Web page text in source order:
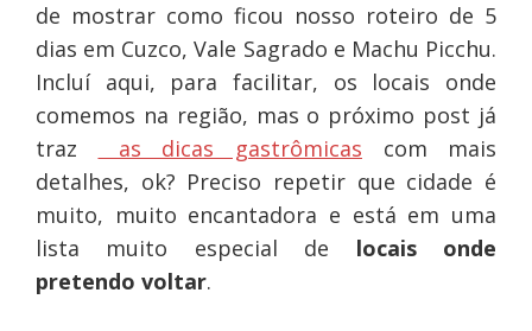
de mostrar como ficou nosso roteiro de 5
dias em Cuzco, Vale Sagrado e Machu Picchu.
Incluí aqui, para facilitar, os locais onde
comemos na região, mas o próximo post já
traz
as dicas gastrômicas com mais
detalhes, ok? Preciso repetir que cidade é
muito, muito encantadora e está em uma
lista muito especial de locais onde
pretendo voltar.